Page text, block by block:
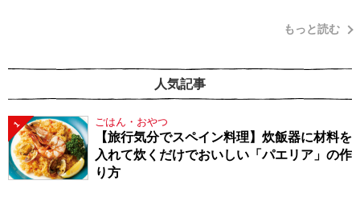
もっと読む
人気記事
1 ごはん・おやつ
【旅行気分でスペイン料理】炊飯器に材料を
入れて炊くだけでおいしい「パエリア」の作
り方